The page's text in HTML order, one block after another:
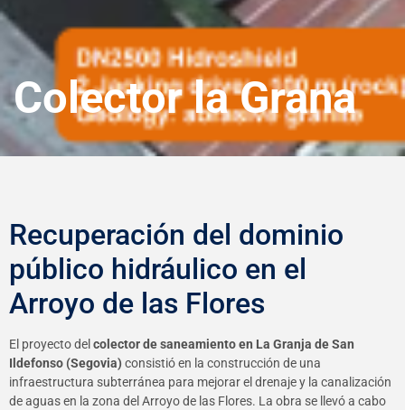
Colector la Grana
Recuperación del dominio
público hidráulico en el
Arroyo de las Flores
El proyecto del colector de saneamiento en La Granja de San
Ildefonso (Segovia) consistió en la construcción de una
infraestructura subterránea para mejorar el drenaje y la canalización
de aguas en la zona del Arroyo de las Flores. La obra se llevó a cabo